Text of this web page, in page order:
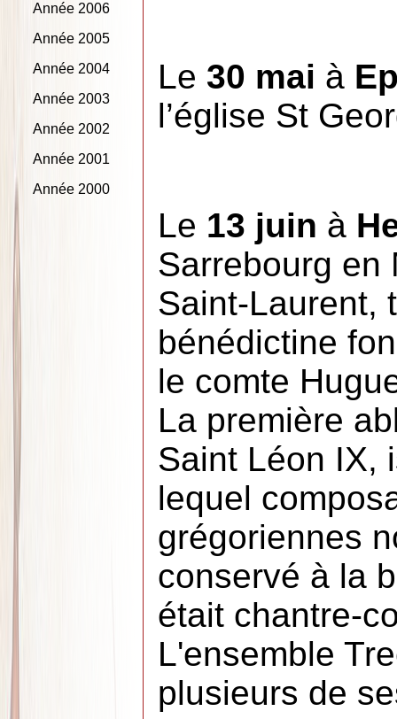
Année 2006
Année 2005
Année 2004
Année 2003
Année 2002
Année 2001
Année 2000
Le 30 mai à
l’église St
Le 13 juin à
Sarrebourg en
Saint-Laurent,
bénédictine
le comte
La première
Saint Léon IX,
lequel
grégoriennes
conservé à la
était chantre-
L'ensemble
plusieurs de